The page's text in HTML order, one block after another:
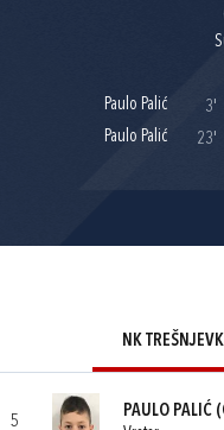
Paulo Palić
3'
Paulo Palić
23'
NK
5
PAULO PALIĆ